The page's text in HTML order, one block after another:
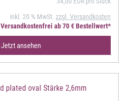
inkl. 20 % MwSt. zzgl. Versandkosten
Versandkostenfrei ab 70 € Bestellwert*
Jetzt ansehen